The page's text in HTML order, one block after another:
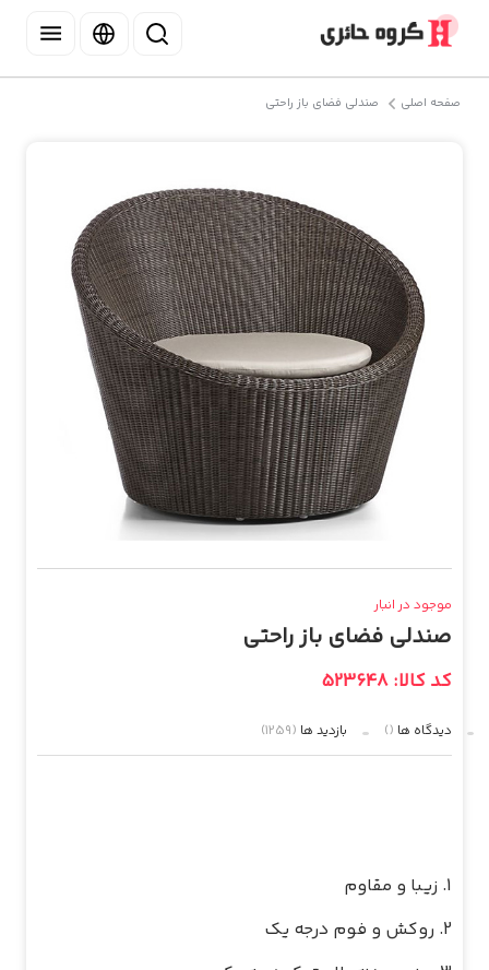
صفحه اصلی صندلی فضای باز راحتی
موجود در انبار
صندلی فضای باز راحتی
کد کالا: 523648
دیدگاه ها () بازدید ها (1259)